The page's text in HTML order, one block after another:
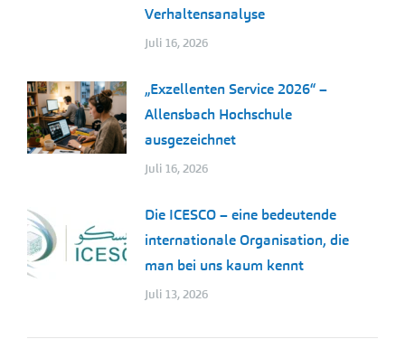
Verhaltensanalyse
Juli 16, 2026
„Exzellenten Service 2026“ –
Allensbach Hochschule
ausgezeichnet
Juli 16, 2026
Die ICESCO – eine bedeutende
internationale Organisation, die
man bei uns kaum kennt
Juli 13, 2026